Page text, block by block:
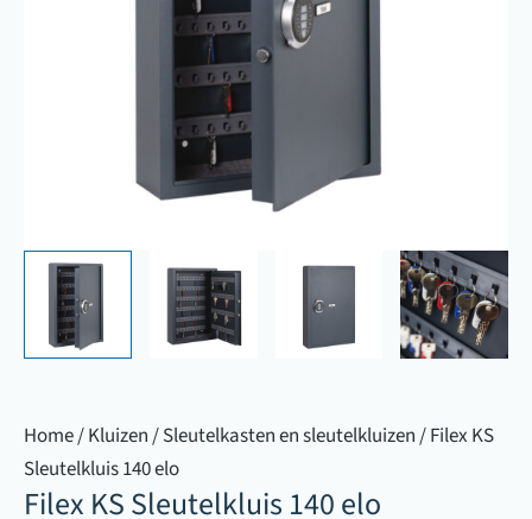
Home/Kluizen/Sleutelkasten en sleutelkluizen/ Filex KS
Sleutelkluis 140 elo
Filex KS Sleutelkluis 140 elo